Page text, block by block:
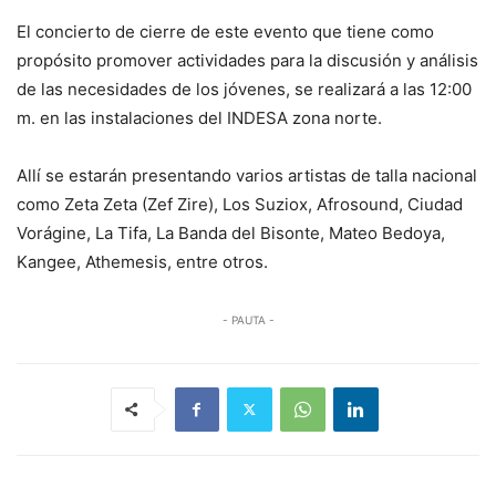
El concierto de cierre de este evento que tiene como
propósito promover actividades para la discusión y análisis
de las necesidades de los jóvenes, se realizará a las 12:00
m. en las instalaciones del INDESA zona norte.
Allí se estarán presentando varios artistas de talla nacional
como Zeta Zeta (Zef Zire), Los Suziox, Afrosound, Ciudad
Vorágine, La Tifa, La Banda del Bisonte, Mateo Bedoya,
Kangee, Athemesis, entre otros.
- PAUTA -